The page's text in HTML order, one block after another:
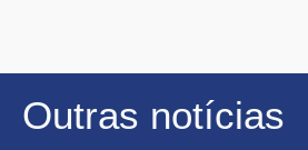
Outras notícias